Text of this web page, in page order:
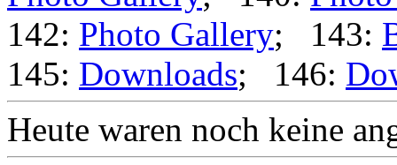
142: Photo Gallery; 143:
145: Downloads; 146:
Heute waren noch keine